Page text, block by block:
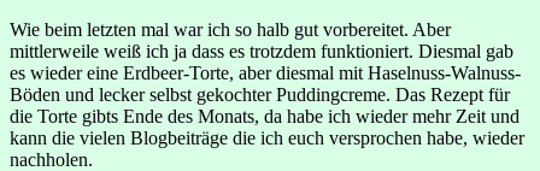
Wie beim letzten mal war ich so halb gut vorbereitet. Aber
mittlerweile weiß ich ja dass es trotzdem funktioniert. Diesmal gab
es wieder eine Erdbeer-Torte, aber diesmal mit Haselnuss-Walnuss-
Böden und lecker selbst gekochter Puddingcreme. Das Rezept für
die Torte gibts Ende des Monats, da habe ich wieder mehr Zeit und
kann die vielen Blogbeiträge die ich euch versprochen habe, wieder
nachholen.